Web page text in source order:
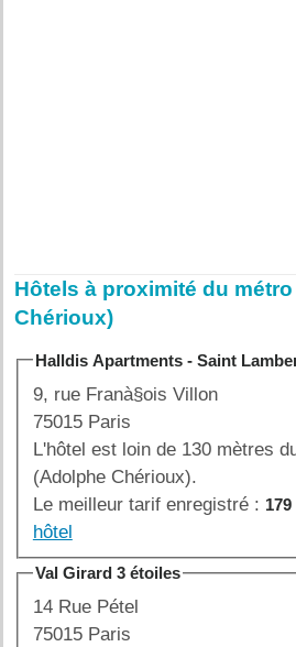
Hôtels à proximité du
Chérioux)
Halldis Apartments - Saint
9, rue Franà§ois Villon
75015 Paris
L'hôtel est loin de 130 mètres
(Adolphe Chérioux).
Le meilleur tarif enregistré :
hôtel
Val Girard 3 étoiles
14 Rue Pétel
75015 Paris